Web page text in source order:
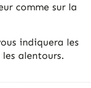
comme sur la
indiquera les
alentours.